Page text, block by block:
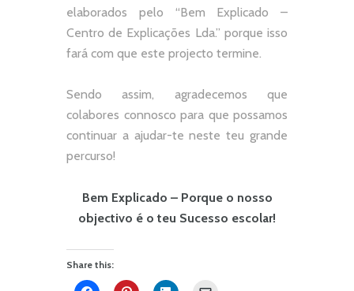
elaborados pelo “Bem Explicado –
Centro de Explicações Lda.” porque isso
fará com que este projecto termine.
Sendo assim, agradecemos que
colabores connosco para que possamos
continuar a ajudar-te neste teu grande
percurso!
Bem Explicado – Porque o nosso
objectivo é o teu Sucesso escolar!
Share this: